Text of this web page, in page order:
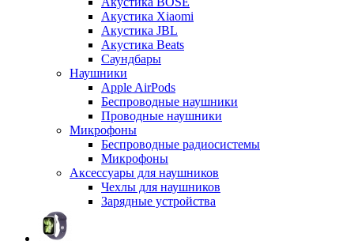
Акустика Xiaomi
Акустика JBL
Акустика Beats
Саундбары
Наушники
Apple AirPods
Беспроводные наушники
Проводные наушники
Микрофоны
Беспроводные радиосистемы
Микрофоны
Аксессуары для наушников
Чехлы для наушников
Зарядные устройства